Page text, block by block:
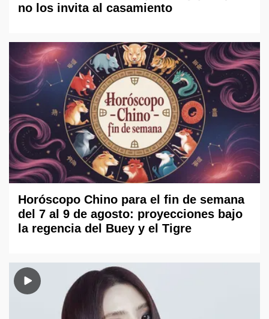
no los invita al casamiento
Horóscopo Chino para el fin de semana
del 7 al 9 de agosto: proyecciones bajo
la regencia del Buey y el Tigre